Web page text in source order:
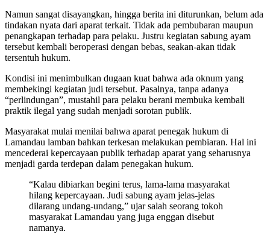
Namun sangat disayangkan, hingga berita ini diturunkan, belum ada
tindakan nyata dari aparat terkait. Tidak ada pembubaran maupun
penangkapan terhadap para pelaku. Justru kegiatan sabung ayam
tersebut kembali beroperasi dengan bebas, seakan-akan tidak
tersentuh hukum.
Kondisi ini menimbulkan dugaan kuat bahwa ada oknum yang
membekingi kegiatan judi tersebut. Pasalnya, tanpa adanya
“perlindungan”, mustahil para pelaku berani membuka kembali
praktik ilegal yang sudah menjadi sorotan publik.
Masyarakat mulai menilai bahwa aparat penegak hukum di
Lamandau lamban bahkan terkesan melakukan pembiaran. Hal ini
mencederai kepercayaan publik terhadap aparat yang seharusnya
menjadi garda terdepan dalam penegakan hukum.
“Kalau dibiarkan begini terus, lama-lama masyarakat
hilang kepercayaan. Judi sabung ayam jelas-jelas
dilarang undang-undang,” ujar salah seorang tokoh
masyarakat Lamandau yang juga enggan disebut
namanya.